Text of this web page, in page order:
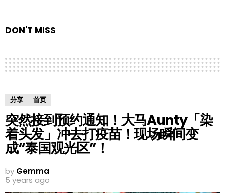
DON'T MISS
分享 首页
突然接到预约通知！大马Aunty「染
着头发」冲去打疫苗！现场瞬间变
成“泰国观光区”！
by Gemma
5 years ago